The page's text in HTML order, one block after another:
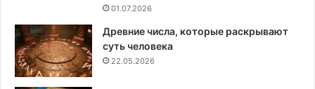
01.07.2026
Древние числа, которые раскрывают
суть человека
22.05.2026